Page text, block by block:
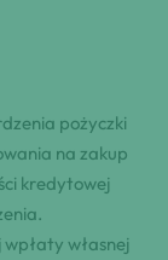
pożyczki
na zakup
kredytowej
własnej